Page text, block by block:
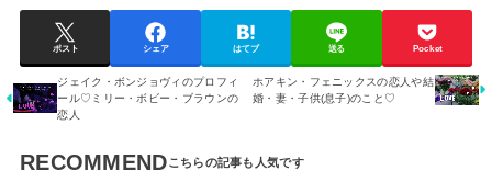
ポスト シェア はてブ 送る Pocket
ジェイク・ボンジョヴィのプロフィ
ール♡ミリー・ボビー・ブラウンの
恋人
ホアキン・フェニックスの恋人や結
婚・妻・子供(息子)のこと♡
RECOMMEND